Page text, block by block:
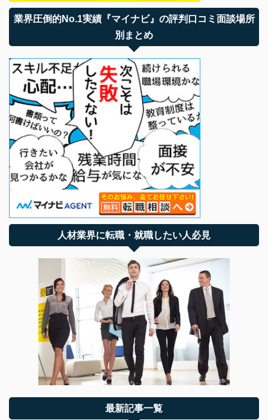
業界圧倒的No.1実績『マイナビ』の評判口コミ面談場所
別まとめ
人材業界に転職・就職したい人必見
最新記事一覧